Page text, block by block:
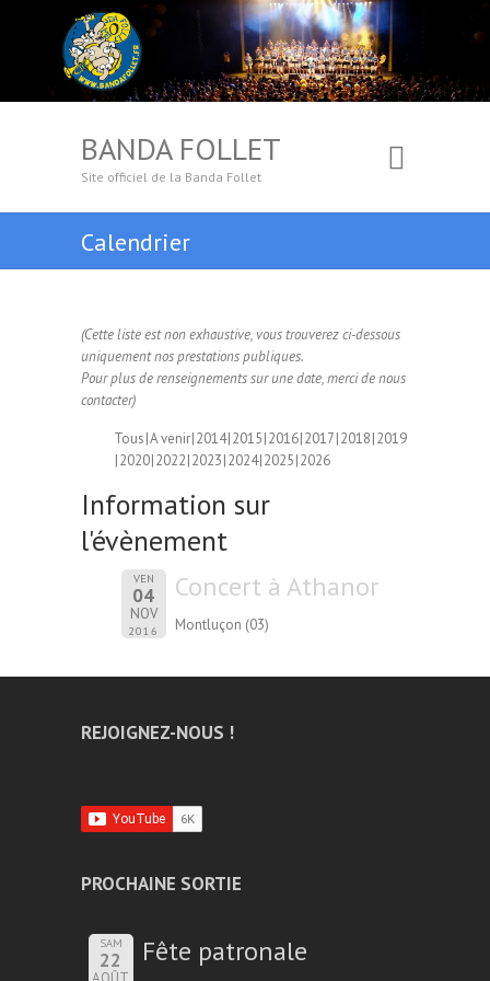
BANDA FOLLET
Site officiel de la Banda Follet
Calendrier
(Cette liste est non exhaustive, vous trouverez ci-dessous
uniquement nos prestations publiques.
Pour plus de renseignements sur une date, merci de nous
contacter)
Tous A venir 2014 2015 2016 2017 2018 2019
2020 2022 2023 2024 2025 2026
Information sur
l'évènement
VEN
04
NOV
2016
Concert à Athanor
Montluçon (03)
REJOIGNEZ-NOUS !
PROCHAINE SORTIE
SAM
22 Fête patronale